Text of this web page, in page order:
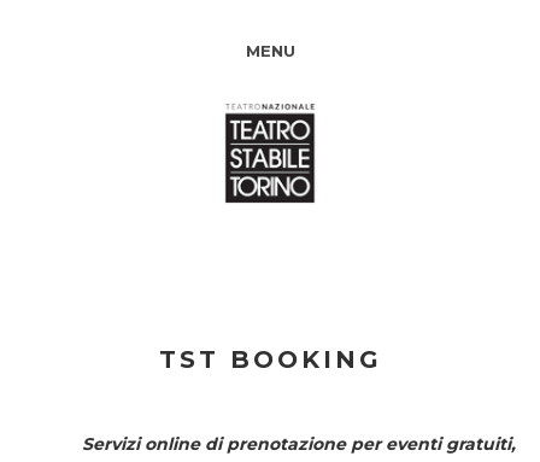
MENU
TST BOOKING
Servizi online di prenotazione per eventi gratuiti,